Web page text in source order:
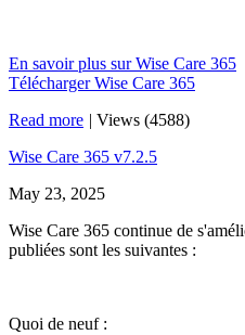
En savoir plus sur Wise Care 365
Télécharger Wise Care 365
Read more | Views (4588)
Wise Care 365 v7.2.5
May 23, 2025
Wise Care 365 continue de
publiées sont les suivantes :
Quoi de neuf :